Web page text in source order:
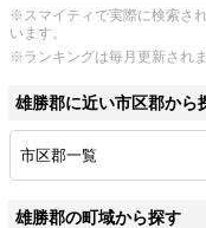
※スマイティで実際に検索さ
います。
※ランキングは毎月更新され
雄勝郡に近い市区郡から
市区郡一覧
雄勝郡の町域から探す